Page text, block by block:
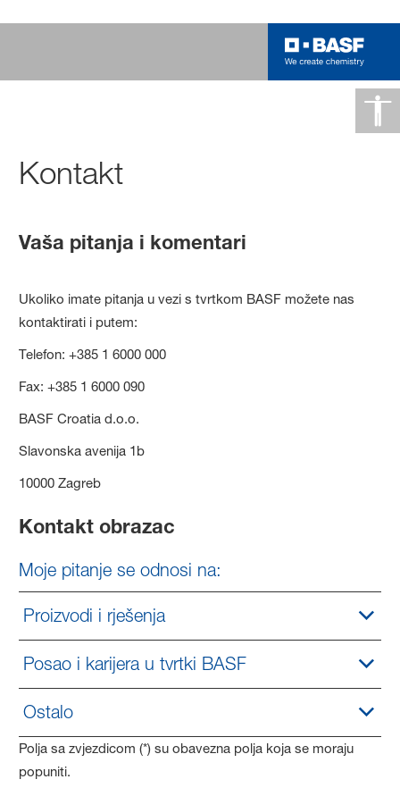
Kontakt
Vaša pitanja i komentari
Ukoliko imate pitanja u vezi s tvrtkom BASF možete nas
kontaktirati i putem:
Telefon: +385 1 6000 000
Fax: +385 1 6000 090
BASF Croatia d.o.o.
Slavonska avenija 1b
10000 Zagreb
Kontakt obrazac
Moje pitanje se odnosi na:
Proizvodi i rješenja
Posao i karijera u tvrtki BASF
Ostalo
Polja sa zvjezdicom (*) su obavezna polja koja se moraju
popuniti.